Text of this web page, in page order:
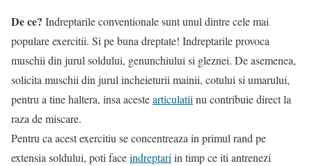
De ce? Indreptarile conventionale sunt unul dintre cele mai
populare exercitii. Si pe buna dreptate! Indreptarile provoca
muschii din jurul soldului, genunchiului si gleznei. De asemenea,
solicita muschii din jurul incheieturii mainii, cotului si umarului,
pentru a tine haltera, insa acestearticulatiinu contribuie direct la
raza de miscare.
Pentru ca acest exercitiu se concentreaza in primul rand pe
extensia soldului, poti faceindreptariin timp ce iti antrenezi